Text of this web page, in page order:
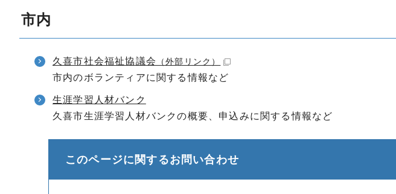
市内
久喜市社会福祉協議会 （外部リンク）
市内のボランティアに関する情報など
生涯学習人材バンク
久喜市生涯学習人材バンクの概要、申込みに関する情報など
このページに関するお問い合わせ